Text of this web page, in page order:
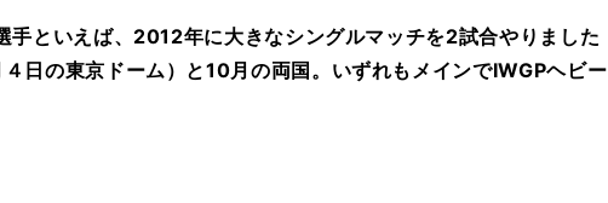
といえば、2012年に大きなシングルマッチを2試合やりました
日の東京ドーム）と10月の両国。いずれもメインでIWGPヘビー